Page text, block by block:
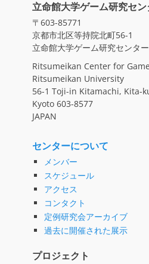
立命館大学ゲーム研究セン
〒603-85771
京都市北区等持院北町56-1
立命館大学ゲーム研究センター
Ritsumeikan Center for
Ritsumeikan University
56-1 Toji-in Kitamachi, Kita-
Kyoto 603-8577
JAPAN
センターについて
メンバー
スケジュール
アクセス
コンタクト
定例研究会アーカイブ
過去に開催された展示
プロジェクト